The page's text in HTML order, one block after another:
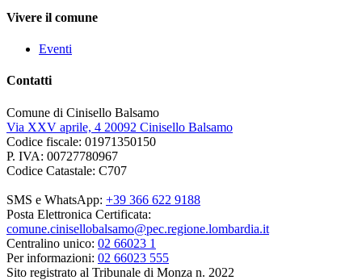
Vivere il comune
Eventi
Contatti
Comune di Cinisello Balsamo
Via XXV aprile, 4 20092 Cinisello Balsamo
Codice fiscale: 01971350150
P. IVA: 00727780967
Codice Catastale: C707
SMS e WhatsApp: +39 366 622 9188
Posta Elettronica Certificata:
comune.cinisellobalsamo@pec.regione.lombardia.it
Centralino unico: 02 66023 1
Per informazioni: 02 66023 555
Sito registrato al Tribunale di Monza n. 2022